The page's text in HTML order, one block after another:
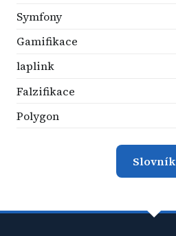
Symfony
Gamifikace
laplink
Falzifikace
Polygon
Slovník